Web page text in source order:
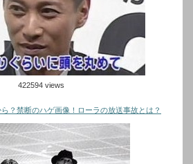
422594 views
？禁断のハゲ画像！ローラの放送事故とは？